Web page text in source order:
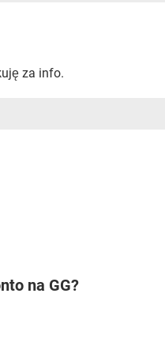
za info.
na GG?